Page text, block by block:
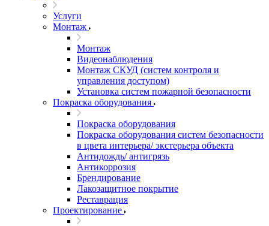
Услуги
Монтаж
Монтаж
Видеонаблюдения
Монтаж СКУД (систем контроля и
управления доступом)
Установка систем пожарной безопасности
Покраска оборудования
Покраска оборудования
Покраска оборудования систем безопасности
в цвета интерьера/ экстерьера объекта
Антидождь/ антигрязь
Антикоррозия
Брендирование
Лакозащитное покрытие
Реставрация
Проектирование